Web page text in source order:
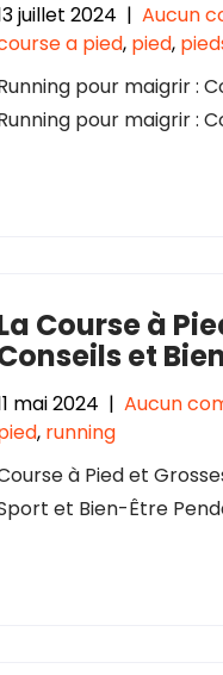
juillet 2024 | Aucun
a pied, pied,
pour maigrir :
pour maigrir :
Course à
et
mai 2024 | Aucun
, running
à Pied et
et Bien-Être